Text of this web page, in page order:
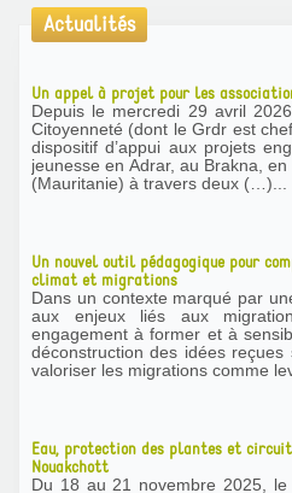
Actualités
Un appel à projet pour les
Depuis le mercredi 29 avril
Citoyenneté (dont le Grdr est
dispositif d’appui aux projets
jeunesse en Adrar, au Brakna,
(Mauritanie) à travers deux (…)...
Un nouvel outil pédagogique pour
climat et migrations
Dans un contexte marqué par
aux enjeux liés aux
engagement à former et à
déconstruction des idées reçues
valoriser les migrations comme
Eau, protection des plantes et
Nouakchott
Du 18 au 21 novembre 2025,